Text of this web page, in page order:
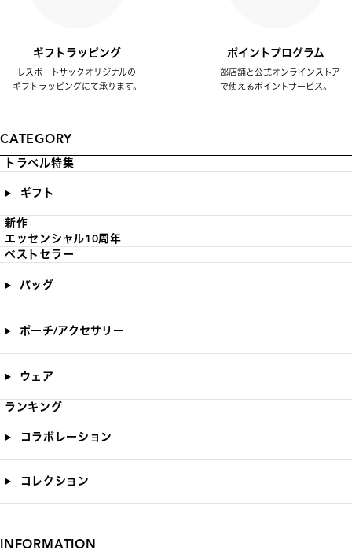
ギフトラッピング
レスポートサックオリジナルの
ギフトラッピングにて承ります。
ポイントプログラム
一部店舗と公式オンラインストア
で使えるポイントサービス。
CATEGORY
トラベル特集
ギフト
新作
エッセンシャル10周年
ベストセラー
バッグ
ポーチ/アクセサリー
ウェア
ランキング
コラボレーション
コレクション
INFORMATION